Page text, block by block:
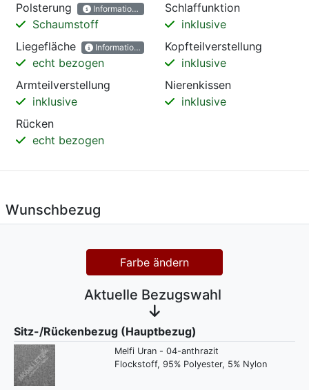
Polsterung
Informationen
Schaumstoff
Schlaffunktion
inklusive
Liegefläche
Informationen
echt bezogen
Kopfteilverstellung
inklusive
Armteilverstellung
inklusive
Nierenkissen
inklusive
Rücken
echt bezogen
Wunschbezug
Farbe ändern
Aktuelle Bezugswahl
Sitz-/Rückenbezug (Hauptbezug)
Melfi Uran - 04-anthrazit
Flockstoff, 95% Polyester, 5% Nylon